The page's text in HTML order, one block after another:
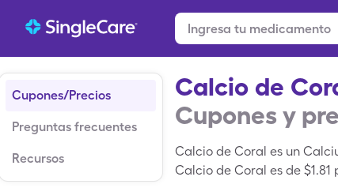
Cupones/Precios
Preguntas frecuentes
Recursos
Calcio de
Cupones y
Calcio de Coral es un
Calcio de Coral es de